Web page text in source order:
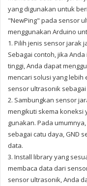
yang digunakan untuk
"NewPing" pada sensor
menggunakan Arduino
1. Pilih jenis sensor jarak
Sebagai contoh, jika
tinggi, Anda dapat
mencari solusi yang lebih
sensor ultrasonik
2. Sambungkan sensor
mengikuti skema koneksi
gunakan. Pada
sebagai catu daya, GND
data.
3. Install library yang
membaca data dari
sensor ultrasonik, Anda